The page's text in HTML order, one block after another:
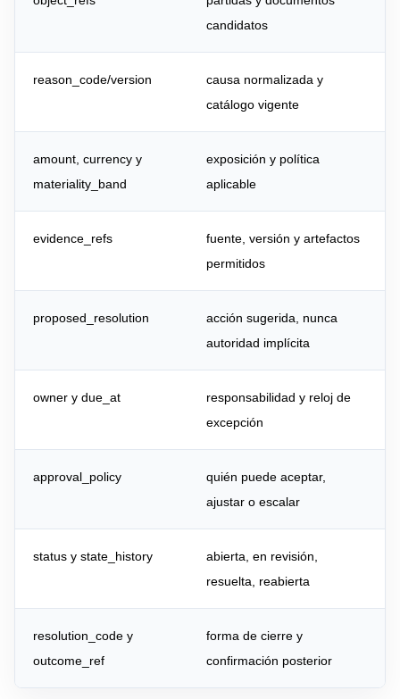
candidatos
reason_code/version
causa normalizada y
catálogo vigente
amount, currency y
materiality_band
exposición y política
aplicable
evidence_refs
fuente, versión y artefactos
permitidos
proposed_resolution
acción sugerida, nunca
autoridad implícita
owner y due_at
responsabilidad y reloj de
excepción
approval_policy
quién puede aceptar,
ajustar o escalar
status y state_history
abierta, en revisión,
resuelta, reabierta
resolution_code y
outcome_ref
forma de cierre y
confirmación posterior